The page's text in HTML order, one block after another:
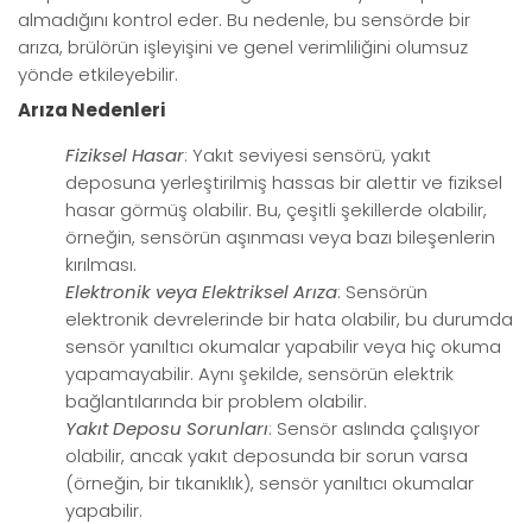
almadığını kontrol eder. Bu nedenle, bu sensörde bir
arıza, brülörün işleyişini ve genel verimliliğini olumsuz
yönde etkileyebilir.
Arıza Nedenleri
Fiziksel Hasar: Yakıt seviyesi sensörü, yakıt
deposuna yerleştirilmiş hassas bir alettir ve fiziksel
hasar görmüş olabilir. Bu, çeşitli şekillerde olabilir,
örneğin, sensörün aşınması veya bazı bileşenlerin
kırılması.
Elektronik veya Elektriksel Arıza: Sensörün
elektronik devrelerinde bir hata olabilir, bu durumda
sensör yanıltıcı okumalar yapabilir veya hiç okuma
yapamayabilir. Aynı şekilde, sensörün elektrik
bağlantılarında bir problem olabilir.
Yakıt Deposu Sorunları: Sensör aslında çalışıyor
olabilir, ancak yakıt deposunda bir sorun varsa
(örneğin, bir tıkanıklık), sensör yanıltıcı okumalar
yapabilir.